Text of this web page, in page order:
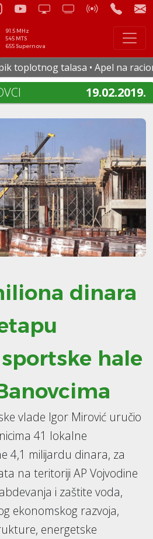
91.5 MHz
545 MTS
655 Supernova
talasa • Apel na
19.02.2019.
dinara
hale
vlade Igor Mirović uručio
41 lokalne
4,1 milijardu dinara, za
na teritoriji AP Vojvodine
i zaštite voda,
ekonomskog razvoja,
energetske